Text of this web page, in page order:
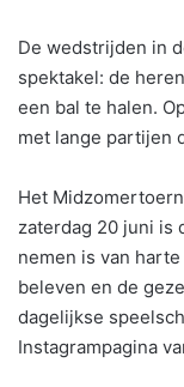
De wedstrijden in
spektakel: de
een bal te halen.
met lange partijen
Het
zaterdag 20 juni is
nemen is van
beleven en de
dagelijkse
Instagrampagina